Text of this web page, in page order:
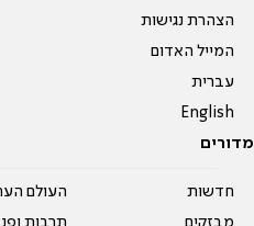
הצהרת נגישות
המייל האדום
עברית
English
מדורים
חדשות
מבזקים
העולם
תרבות